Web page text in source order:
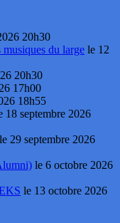
20h30
du large le 12
20h30
17h00
18h55
18 septembre 2026
le 29 septembre 2026
le 6 octobre 2026
le 13 octobre 2026